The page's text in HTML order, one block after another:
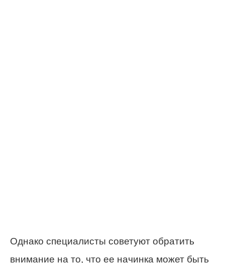
Однако специалисты советуют обратить
внимание на то, что ее начинка может быть